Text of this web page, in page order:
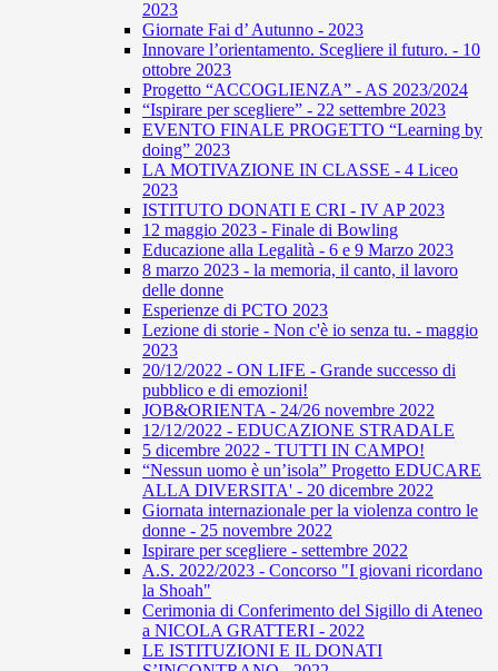
2023
Giornate Fai d’ Autunno - 2023
Innovare l’orientamento. Scegliere il futuro. - 10
ottobre 2023
Progetto “ACCOGLIENZA” - AS 2023/2024
“Ispirare per scegliere” - 22 settembre 2023
EVENTO FINALE PROGETTO “Learning by
doing” 2023
LA MOTIVAZIONE IN CLASSE - 4 Liceo
2023
ISTITUTO DONATI E CRI - IV AP 2023
12 maggio 2023 - Finale di Bowling
Educazione alla Legalità - 6 e 9 Marzo 2023
8 marzo 2023 - la memoria, il canto, il lavoro
delle donne
Esperienze di PCTO 2023
Lezione di storie - Non c'è io senza tu. - maggio
2023
20/12/2022 - ON LIFE - Grande successo di
pubblico e di emozioni!
JOB&ORIENTA - 24/26 novembre 2022
12/12/2022 - EDUCAZIONE STRADALE
5 dicembre 2022 - TUTTI IN CAMPO!
“Nessun uomo è un’isola” Progetto EDUCARE
ALLA DIVERSITA' - 20 dicembre 2022
Giornata internazionale per la violenza contro le
donne - 25 novembre 2022
Ispirare per scegliere - settembre 2022
A.S. 2022/2023 - Concorso "I giovani ricordano
la Shoah"
Cerimonia di Conferimento del Sigillo di Ateneo
a NICOLA GRATTERI - 2022
LE ISTITUZIONI E IL DONATI